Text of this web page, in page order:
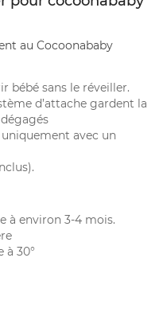
au Cocoonababy
bébé sans le réveiller.
d’attache gardent la
avec un
à environ 3-4 mois.
à 30°